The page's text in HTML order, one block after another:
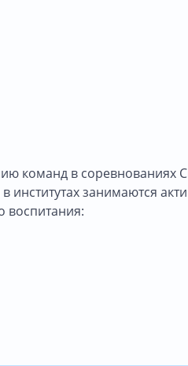
команд в
занимаются
воспитания: